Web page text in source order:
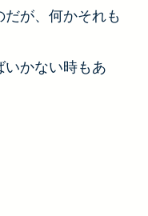
が、何かそれも
いかない時もあ